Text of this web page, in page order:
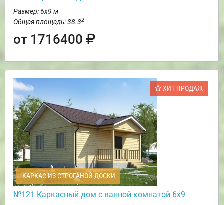
Размер: 6х9 м
Общая площадь: 38.32
от 1716400
ХИТ ПРОДАЖ
КАРКАС ИЗ СТРОГАНОЙ ДОСКИ
№121 Каркасный дом с ванной комнатой 6х9